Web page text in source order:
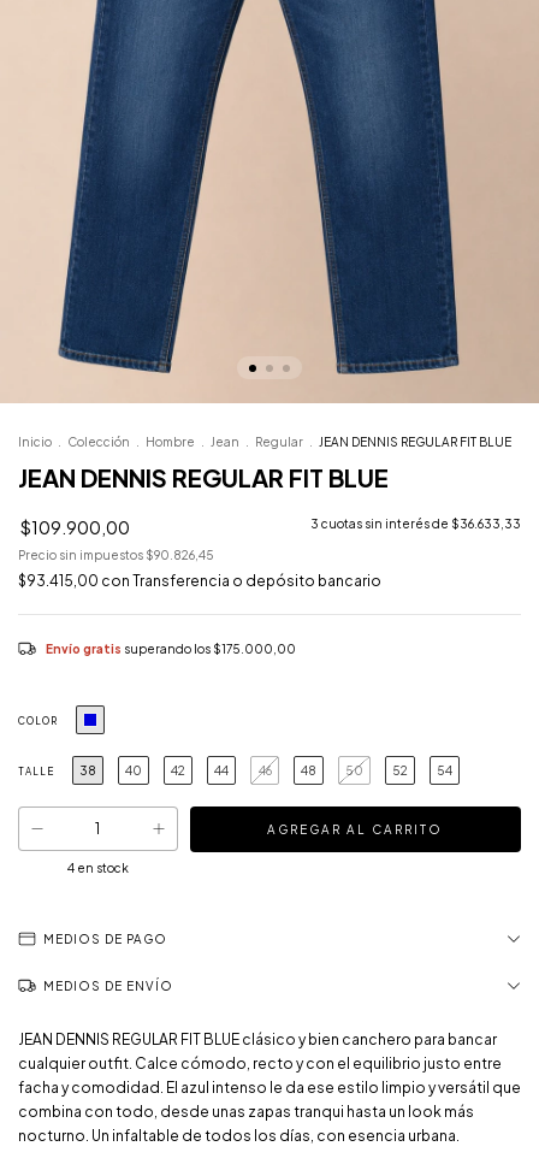
Inicio Colección Hombre Jean Regular JEAN DENNIS REGULAR FIT BLUE
JEAN DENNIS REGULAR FIT BLUE
$109.900,00 3 cuotas sin interés de $36.633,33
Precio sin impuestos $90.826,45
$93.415,00 con Transferencia o depósito bancario
Envío gratis superando los $175.000,00
COLOR
TALLE 38 40 42 44 46 48 50 52 54
4en stock
MEDIOS DE PAGO
MEDIOS DE ENVÍO
JEAN DENNIS REGULAR FIT BLUE clásico y bien canchero para bancar
cualquier outfit. Calce cómodo, recto y con el equilibrio justo entre
facha y comodidad. El azul intenso le da ese estilo limpio y versátil que
combina con todo, desde unas zapas tranqui hasta un look más
nocturno. Un infaltable de todos los días, con esencia urbana.